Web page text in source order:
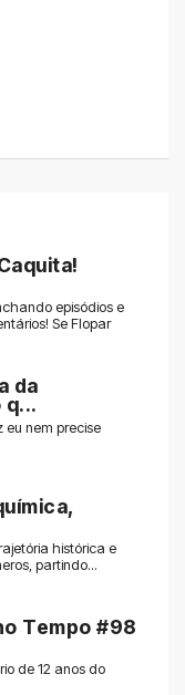
episódios e
Se Flopar
da
eu nem precise
histórica e
partindo...
Tempo #98
de 12 anos do